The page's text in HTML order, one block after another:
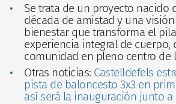
Se trata de un proyecto nacido
década de amistad y una
bienestar que transforma el
experiencia integral de cuerpo,
comunidad en pleno centro de
Otras noticias: Castelldefels
pista de baloncesto 3x3 en
así será la inauguración junto a